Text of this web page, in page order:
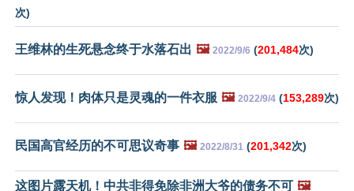
次)
王维林的生死悬念终于水落石出 🖼️ 2022/9/6 (201,484次)
惊人发现！肉体只是灵魂的一件衣服 🖼️ 2022/9/4 (153,289次)
民国高官经历的不可思议奇事 🖼️ 2022/8/31 (201,342次)
这图片露天机！中共非得免除非洲大爷的债务不可 🖼️